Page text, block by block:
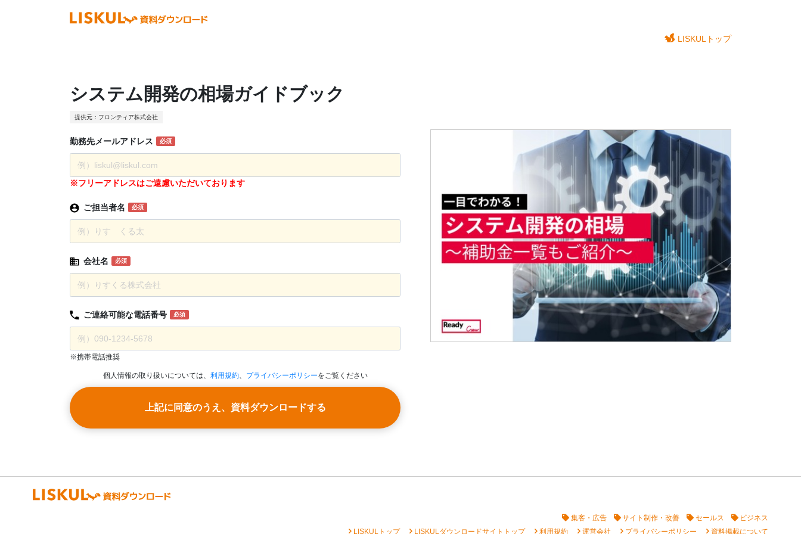
LISKULトップ
システム開発の相場ガイドブック
提供元：フロンティア株式会社
勤務先メールアドレス 必須
※フリーアドレスはご遠慮いただいております
ご担当者名 必須
会社名 必須
ご連絡可能な電話番号 必須
※携帯電話推奨
個人情報の取り扱いについては、 利用規約、 プライバシーポリシーをご覧ください
上記に同意のうえ、資料ダウンロードする
集客・広告 サイト制作・改善 セールス ビジネス
chevron_rightLISKULトップ chevron_rightLISKULダウンロードサイトトップ chevron_right利用規約 chevron_right運営会社 chevron_rightプライバシーポリシー chevron_right資料掲載について